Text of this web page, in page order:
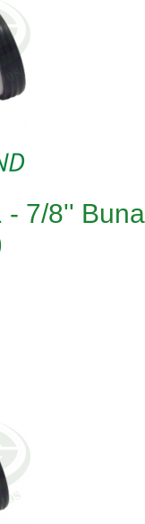
- 7/8'' Buna